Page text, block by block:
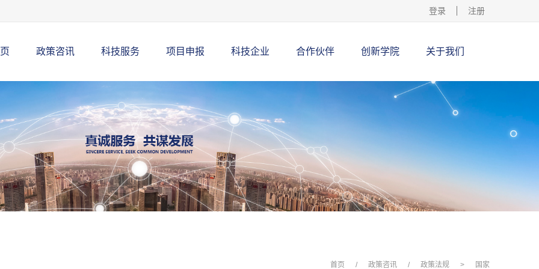
登录 注册
政策咨讯 科技服务 项目申报 科技企业 合作伙伴 创新学院 关于我们
首页 / 政策咨讯 / 政策法规 > 国家